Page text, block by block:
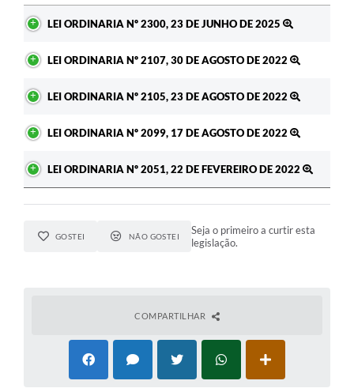
LEI ORDINARIA Nº 2300, 23 DE JUNHO DE 2025
LEI ORDINARIA Nº 2107, 30 DE AGOSTO DE 2022
LEI ORDINARIA Nº 2105, 23 DE AGOSTO DE 2022
LEI ORDINARIA Nº 2099, 17 DE AGOSTO DE 2022
LEI ORDINARIA Nº 2051, 22 DE FEVEREIRO DE 2022
GOSTEI NÃO GOSTEI
Seja o primeiro a curtir esta
legislação.
COMPARTILHAR